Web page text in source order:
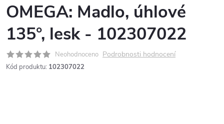
OMEGA: Madlo, úhlové
135°, lesk - 102307022
Neohodnoceno Podrobnosti hodnocení
Kód produktu: 102307022